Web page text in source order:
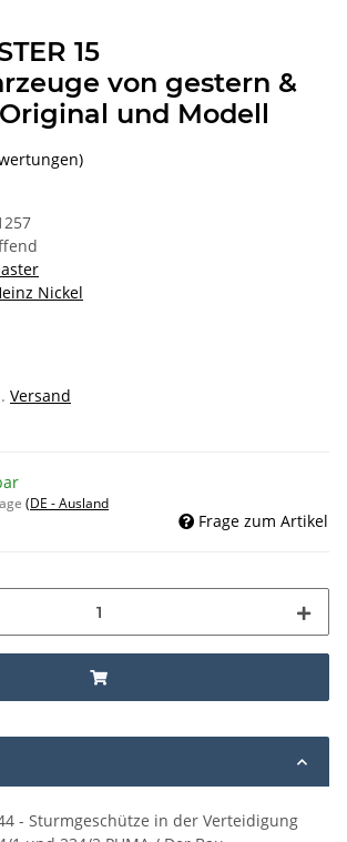
15
von gestern &
und Modell
Nickel
Versand
(DE - Ausland
Frage zum Artikel
- Sturmgeschütze in der Verteidigung